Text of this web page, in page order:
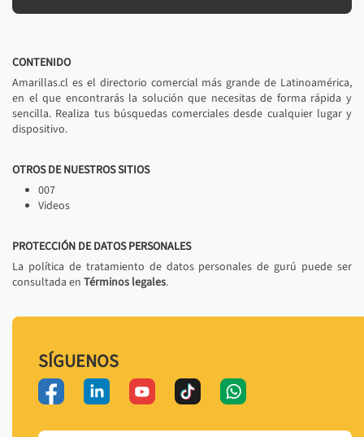
CONTENIDO
Amarillas.cl es el directorio comercial más grande de Latinoamérica,
en el que encontrarás la solución que necesitas de forma rápida y
sencilla. Realiza tus búsquedas comerciales desde cualquier lugar y
dispositivo.
OTROS DE NUESTROS SITIOS
007
Videos
PROTECCIÓN DE DATOS PERSONALES
La política de tratamiento de datos personales de gurú puede ser
consultada en Términos legales.
SÍGUENOS